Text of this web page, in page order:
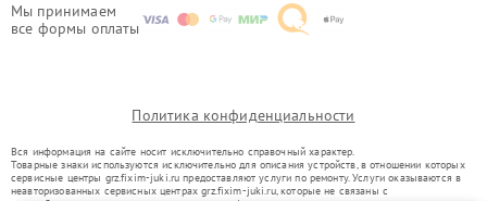
Мы принимаем
все формы оплаты
Политика конфиденциальности
Вся информация на сайте носит исключительно справочный характер.
Товарные знаки используются исключительно для описания устройств, в отношении которых
сервисные центры grz.fixim-juki.ru предоставляют услуги по ремонту. Услуги оказываются в
неавторизованных сервисных центрах grz.fixim-juki.ru, которые не связаны с